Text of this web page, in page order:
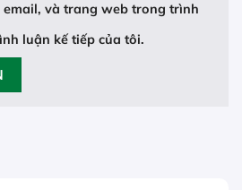
email, và trang web trong trình
luận kế tiếp của tôi.